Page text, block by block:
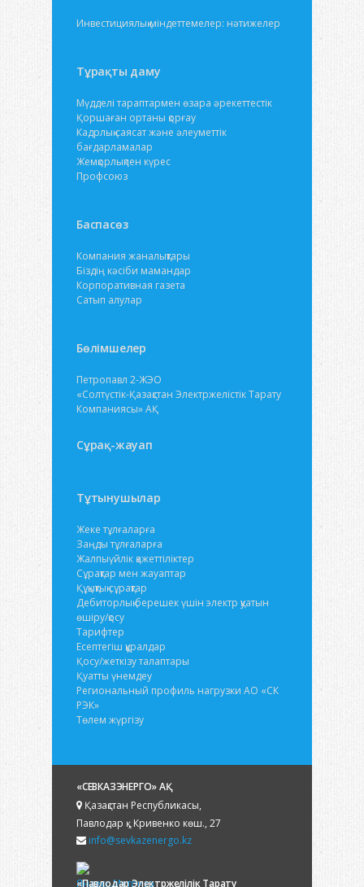
Инвестициялық міндеттемелер: нәтижелер
Тұрақты даму
Мүдделі тараптармен өзара әрекеттестік
Қоршаған ортаны қорғау
Кадрлық саясат және әлеуметтік
бағдарламалар
Жемқорлықпен күрес
Профсоюз
Баспасөз
Компания жаналықтары
Біздің кәсіби мамандар
Корпоративная газета
Сатып алулар
Бөлімшелер
Петропавл 2-ЖЭО
«Солтүстік-Қазақстан Электржелістік Тарату
Компаниясы» АҚ
Сұрақ-жауап
Тұтынушылар
Жеке тұлғаларға
Заңды тұлғаларға
Жалпыүйлік қажеттіліктер
Сұрақтар мен жауаптар
Құқықтық сұрақтар
Дебиторлық берешек үшін электр қуатын
өшіру/қосу
Тарифтер
Есептегіш құралдар
Қосу/жеткізу талаптары
Қуатты үнемдеу
Региональный профиль нагрузки АО «СК
РЭК»
Төлем жүргізу
«СЕВКАЗЭНЕРГО» АҚ
Қазақстан Республикасы,
Павлодар қ., Кривенко көш., 27
info@sevkazenergo.kz
«Павлодар Электржелілік Тарату